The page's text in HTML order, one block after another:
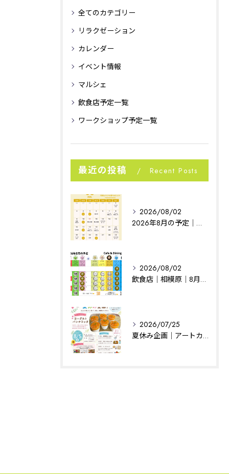
全てのカテゴリー
リラクゼーション
カレンダー
イベント情報
マルシェ
飲食店予定一覧
ワークショップ予定一覧
最近の投稿 Recent Posts
2026/08/02
2026年8月の予定｜相模原イベント｜noconoco
2026/08/02
飲食店｜相模原｜8月の予定
2026/07/25
夏休み企画｜アートカフェはぐ｜相模原